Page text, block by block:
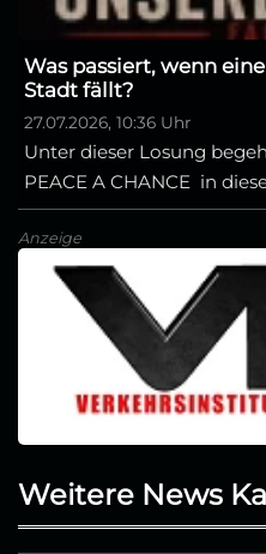
Was passiert, wenn
Stadt fällt?
27.07.2026, 10:36 Uhr
Unter dieser Losung
PEACE A CHANCE in
Anzeige
Weitere News